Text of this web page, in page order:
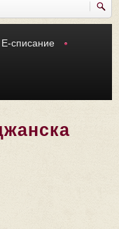
Е-списание